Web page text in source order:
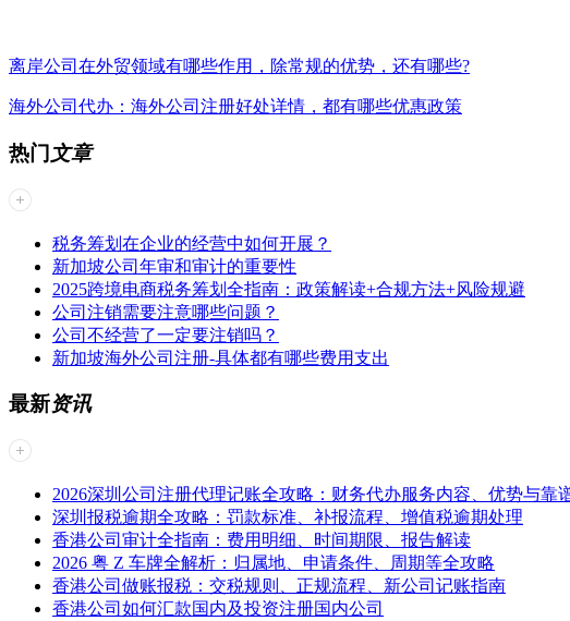
离岸公司在外贸领域有哪些作用，除常规的优势，还有哪些?
海外公司代办：海外公司注册好处详情，都有哪些优惠政策
热门 文章
税务筹划在企业的经营中如何开展？
新加坡公司年审和审计的重要性
2025跨境电商税务筹划全指南：政策解读+合规方法+风险规避
公司注销需要注意哪些问题？
公司不经营了一定要注销吗？
新加坡海外公司注册-具体都有哪些费用支出
最新资讯
2026深圳公司注册代理记账全攻略：财务代办服务内容、优势与靠
深圳报税逾期全攻略：罚款标准、补报流程、增值税逾期处理
香港公司审计全指南：费用明细、时间期限、报告解读
2026 粤 Z 车牌全解析：归属地、申请条件、周期等全攻略
香港公司做账报税：交税规则、正规流程、新公司记账指南
香港公司如何汇款国内及投资注册国内公司